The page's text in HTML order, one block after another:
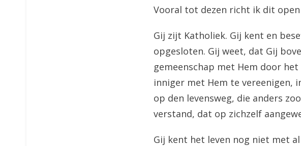
Vooral tot dezen richt ik dit
Gij zijt Katholiek. Gij kent en
opgesloten. Gij weet, dat Gij
gemeenschap met Hem door
inniger met Hem te vereenigen,
op den levensweg, die anders
verstand, dat op zichzelf
Gij kent het leven nog niet met